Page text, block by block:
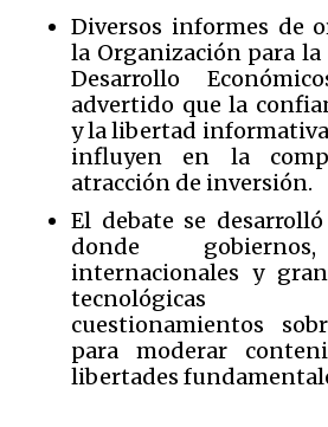
Diversos informes de
la Organización para
Desarrollo
advertido que la
y la libertad
influyen en la
atracción de inversión.
El debate se
donde
internacionales y
tecnológicas
cuestionamientos
para moderar
libertades